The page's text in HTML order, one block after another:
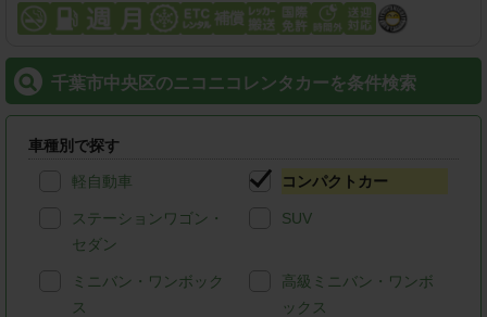
千葉市中央区のニコニコレンタカーを条件検索
車種別で探す
軽自動車 コンパクトカー
ステーションワゴン・
セダン
SUV
ミニバン・ワンボック
ス
高級ミニバン・ワンボ
ックス